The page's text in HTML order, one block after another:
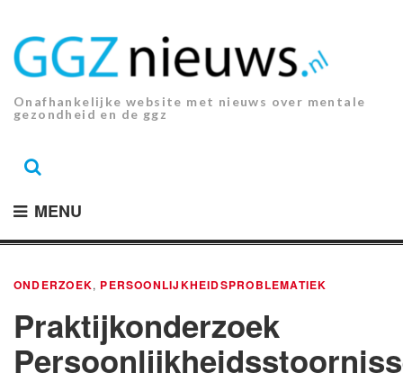
inhoud.
Onafhankelijke website met nieuws over mentale
gezondheid en de ggz
MENU
ONDERZOEK, PERSOONLIJKHEIDSPROBLEMATIEK
Praktijkonderzoek